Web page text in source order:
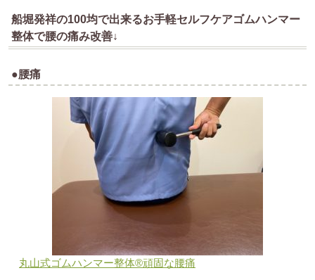
船堀発祥の100均で出来るお手軽セルフケアゴムハンマー
整体で腰の痛み改善↓
●腰痛
丸山式ゴムハンマー整体®︎頑固な腰痛